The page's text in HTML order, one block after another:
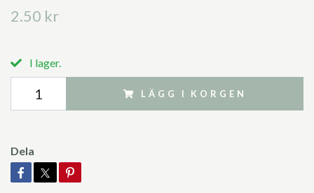
2.50 kr
I lager.
LÄGG I KORGEN
Dela